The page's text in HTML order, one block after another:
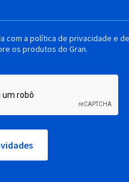
com a política de privacidade e
os produtos do Gran.